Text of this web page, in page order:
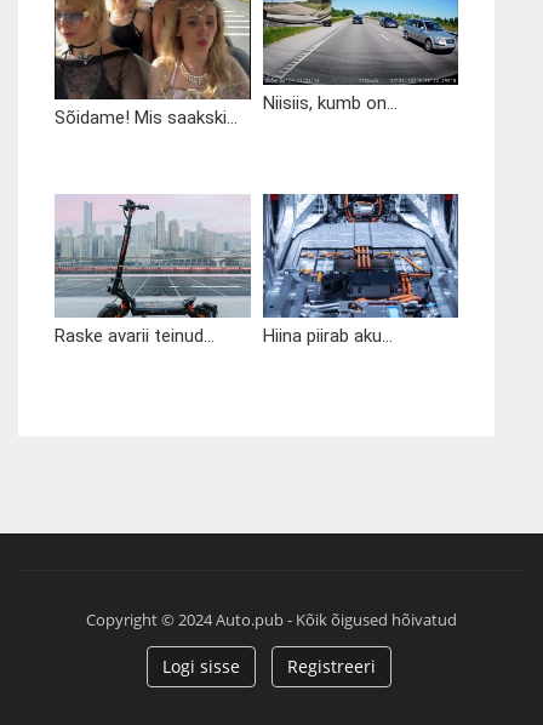
Sõidame! Mis saakski...
Niisiis, kumb on...
Raske avarii teinud... Hiina piirab aku...
Copyright © 2024 Auto.pub - Kõik õigused hõivatud
Logi sisse Registreeri